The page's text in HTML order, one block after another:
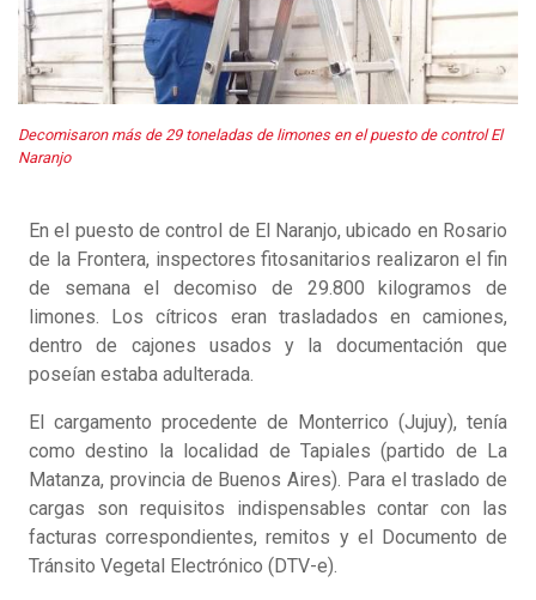
Decomisaron más de 29 toneladas de limones en el puesto de control El
Naranjo
En el puesto de control de El Naranjo, ubicado en Rosario
de la Frontera, inspectores fitosanitarios realizaron el fin
de semana el decomiso de 29.800 kilogramos de
limones. Los cítricos eran trasladados en camiones,
dentro de cajones usados y la documentación que
poseían estaba adulterada.
El cargamento procedente de Monterrico (Jujuy), tenía
como destino la localidad de Tapiales (partido de La
Matanza, provincia de Buenos Aires). Para el traslado de
cargas son requisitos indispensables contar con las
facturas correspondientes, remitos y el Documento de
Tránsito Vegetal Electrónico (DTV-e).